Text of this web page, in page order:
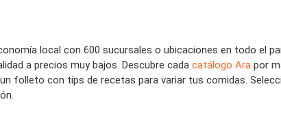
local con 600 sucursales o ubicaciones en todo el
a precios muy bajos. Descubre cada catálogo Ara por
folleto con tips de recetas para variar tus comidas.